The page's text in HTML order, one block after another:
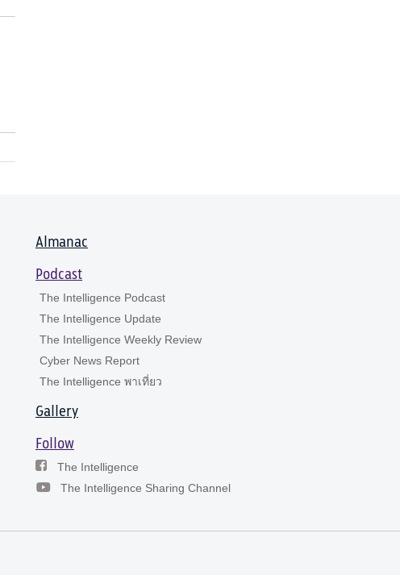
Almanac
Podcast
The Intelligence Podcast
The Intelligence Update
The Intelligence Weekly Review
Cyber News Report
The Intelligence พาเที่ยว
Gallery
Follow
The Intelligence
The Intelligence Sharing Channel